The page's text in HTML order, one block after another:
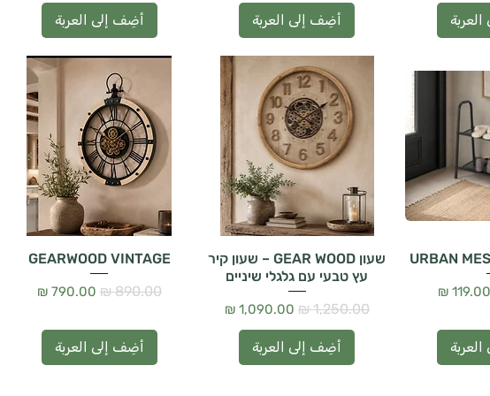
أضِف إلى العربة أضِف إلى العربة
سعر البيع
שעון GEAR WOOD – שעון קיר
עץ טבעי עם גלגלי שיניים
سعر عادي‏1,250.00 ₪ سعر البيع
أضِف إلى العربة
GEARWOOD VINTAGE
سعر عادي‏890.00 ₪ سعر البيع
أضِف إلى العربة